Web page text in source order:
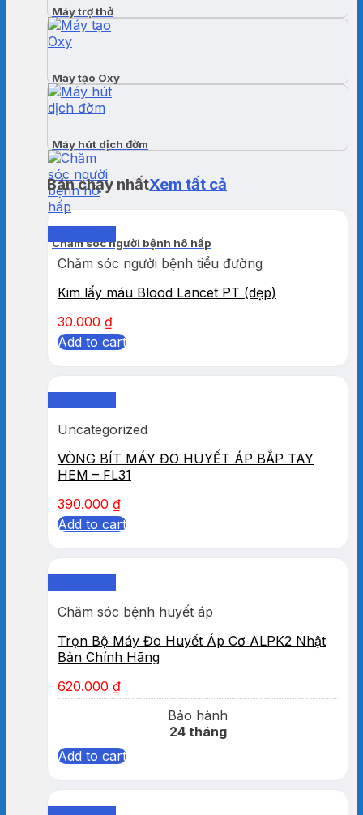
Máy trợ thở
Máy tạo Oxy
Máy hút dịch đờm
Chăm sóc người bệnh hô hấp
Bán chạy nhấtXem tất cả
Chăm sóc người bệnh tiểu đường
Kim lấy máu Blood Lancet PT (dẹp)
30.000 ₫
Add to cart
Uncategorized
VÒNG BÍT MÁY ĐO HUYẾT ÁP BẮP TAY
HEM – FL31
390.000 ₫
Add to cart
Chăm sóc bệnh huyết áp
Trọn Bộ Máy Đo Huyết Áp Cơ ALPK2 Nhật
Bản Chính Hãng
620.000 ₫
Bảo hành
24 tháng
Add to cart